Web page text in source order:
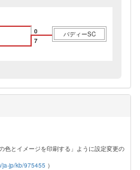
0
7
バディーSC
色とイメージを印刷する」ように設定変更の
ja-jp/kb/975455 ）